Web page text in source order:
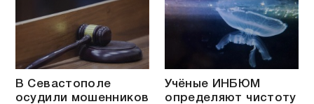
В Севастополе
осудили мошенников
Учёные ИНБЮМ
определяют чистоту